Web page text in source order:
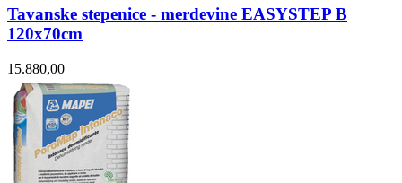
Tavanske stepenice - merdevine EASYSTEP B
120x70cm
15.880,00